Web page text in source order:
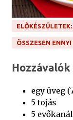
ELŐKÉSZÜLETEK:
ÖSSZESEN ENNYI
egy üveg
5 tojás
5